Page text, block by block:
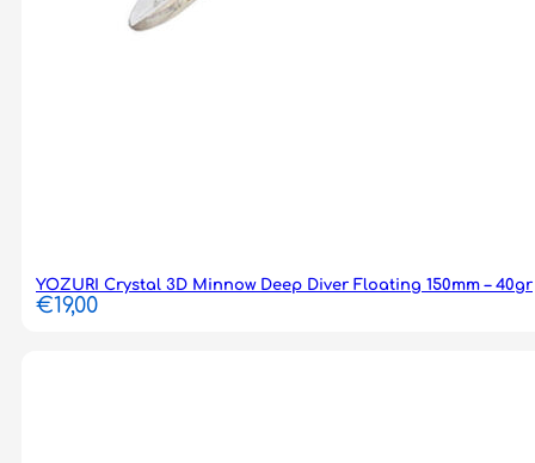
YOZURI Crystal 3D Minnow Deep Diver Floating 150mm – 40gr
€19,00